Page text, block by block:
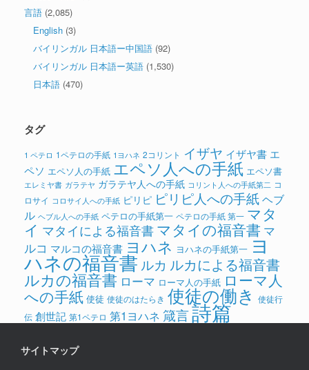
言語 (2,085)
English (3)
バイリンガル 日本語ー中国語 (92)
バイリンガル 日本語ー英語 (1,530)
日本語 (470)
タグ
1 ペテロ 1ペテロの手紙 1ヨハネ 2コリント イザヤ イザヤ書 エ
ペソ エペソ人の手紙 エペソ人への手紙 エペソ書
エレミヤ書 ガラテヤ ガラテヤ人への手紙 コリント人への手紙第二 コ
ロサイ コロサイ人への手紙 ピリピ ピリピ人への手紙ヘブ
ル ヘブル人への手紙 ペテロの手紙第一 ペテロの手紙 第一 マタ
イ マタイによる福音書 マタイの福音書 マ
ルコ マルコの福音書 ヨハネ ヨハネの手紙第一 ヨ
ハネの福音書 ルカ ルカによる福音書
ルカの福音書 ローマ ローマ人の手紙 ローマ人
への手紙 使徒 使徒のはたらき 使徒の働き 使徒行
伝 創世記 第1ペテロ 第1ヨハネ 箴言詩篇
サイトマップ